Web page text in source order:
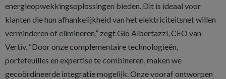
energieopwekkingsoplossingen bieden. Dit is ideaal voor
klanten die hun afhankelijkheid van het elektriciteitsnet willen
verminderen of elimineren,” zegt Gio Albertazzi, CEO van
Vertiv. “Door onze complementaire technologieën,
portefeuilles en expertise te combineren, maken we
gecoördineerde integratie mogelijk. Onze vooraf ontworpen